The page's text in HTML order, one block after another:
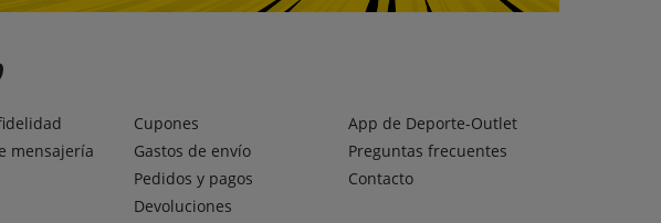
mensajería
Cupones
Gastos de envío
Pedidos y pagos
Devoluciones
App de Deporte-Outlet
Preguntas frecuentes
Contacto